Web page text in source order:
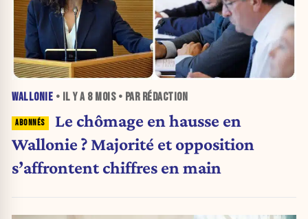
WALLONIE • IL Y A 8 MOIS• PAR RÉDACTION
Le chômage en hausse en
Wallonie ? Majorité et opposition
s’affrontent chiffres en main